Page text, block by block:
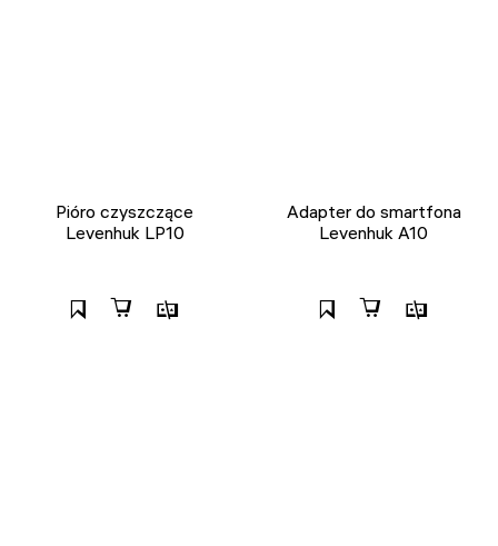
Pióro czyszczące
Levenhuk LP10
Adapter do smartfona
Levenhuk A10